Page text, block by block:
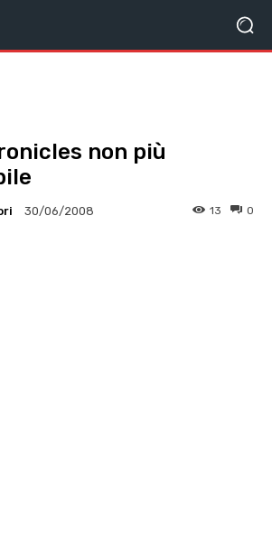
non più
30/06/2008 0
13